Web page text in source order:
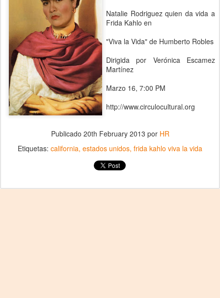
Natalie Rodriguez quien da vida a
Frida Kahlo en
"Viva la Vida" de Humberto Robles
Dirigida por Verónica Escamez
Martínez
Marzo 16, 7:00 PM
http://www.circulocultural.org
Publicado 20th February 2013 por HR
Etiquetas: california estados unidos frida kahlo viva la vida